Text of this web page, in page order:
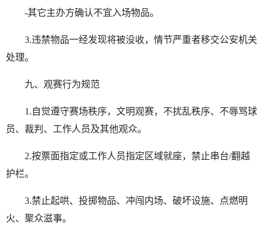
-其它主办方确认不宜入场物品。
3.违禁物品一经发现将被没收，情节严重者移交公安机关
处理。
九、观赛行为规范
1.自觉遵守赛场秩序，文明观赛，不扰乱秩序、不辱骂球
员、裁判、工作人员及其他观众。
2.按票面指定或工作人员指定区域就座，禁止串台/翻越
护栏。
3.禁止起哄、投掷物品、冲闯内场、破坏设施、点燃明
火、聚众滋事。